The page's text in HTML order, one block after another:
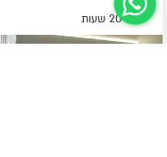
לפני 20 שעות